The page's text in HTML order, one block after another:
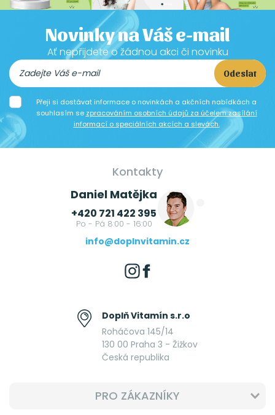
Novinky na Váš e-mail
Ať nepřijdete o žádnou akci či novinku
Odeslat
Přeji si dostávat informace o novinkách a akčních nabídkách a
souhlasím se zpracováním osobních údajů za účelem zasílání
informací o speciálních akcích a slevách.
Kontakty
Daniel Matějka
+420 721 422 395
Po - Pá 8:00 - 16:00
info@doplnvitamin.cz
Doplň Vitamín s.r.o
Roháčova 145/14
130 00 Praha 3 - Žižkov
Česká republika
PRO ZÁKAZNÍKY